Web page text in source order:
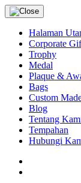
Halaman
Corporate
Trophy
Medal
Plaque &
Bags
Custom
Blog
Tentang
Tempahan
Hubungi